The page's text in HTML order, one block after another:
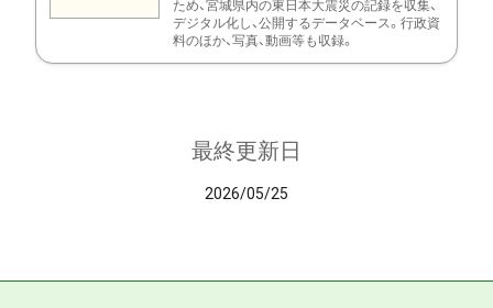
ため、宮城県内の東日本大震災の記録を収集、
デジタル化し、公開するデータベース。行政資
料のほか、写真、動画等も収録。
最終更新日
2026/05/25